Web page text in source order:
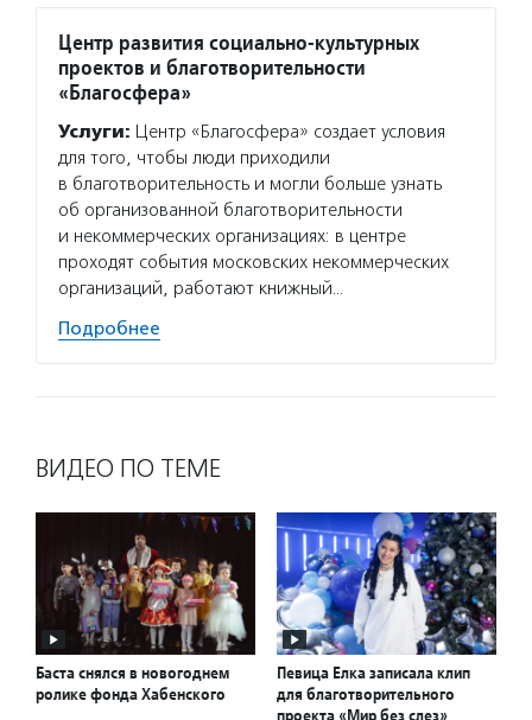
Центр развития социально-культурных
проектов и благотворительности
«Благосфера»
Услуги: Центр «Благосфера» создает условия
для того, чтобы люди приходили
в благотворительность и могли больше узнать
об организованной благотворительности
и некоммерческих организациях: в центре
проходят события московских некоммерческих
организаций, работают книжный…
Подробнее
ВИДЕО ПО ТЕМЕ
Баста снялся в новогоднем
ролике фонда Хабенского
Певица Елка записала клип
для благотворительного
проекта «Мир без слез»